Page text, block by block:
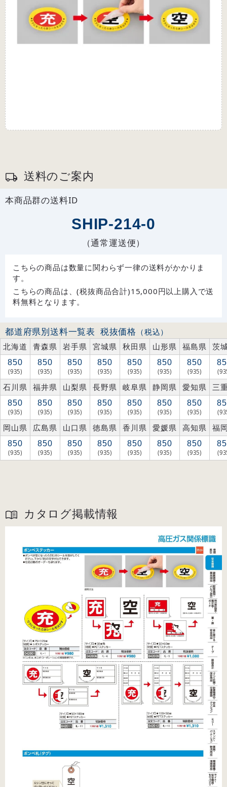
送料のご案内
本商品群の送料ID
SHIP-214-0
（通常運送便）
こちらの商品は数量に関わらず一律の送料がかかりま
す。
こちらの商品は、(税抜商品合計)15,000円以上購入で送
料無料となります。
都道府県別送料一覧表 税抜価格 （税込）
北海道
青森県 岩手県 宮城県 秋田県 山形県 福島県 茨
850
(935)
850
(935)
850
(935)
850
(935)
850
(935)
850
(935)
850
(935)
石川県 福井県 山梨県 長野県 岐阜県 静岡県 愛知県 三
850
(935)
850
(935)
850
(935)
850
(935)
850
(935)
850
(935)
850
(935)
岡山県 広島県 山口県 徳島県 香川県 愛媛県 高知県 福
850
(935)
850
(935)
850
(935)
850
(935)
850
(935)
850
(935)
850
(935)
カタログ掲載情報